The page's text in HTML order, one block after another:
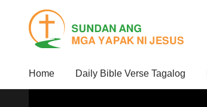
Home Daily Bible Verse Tagalog